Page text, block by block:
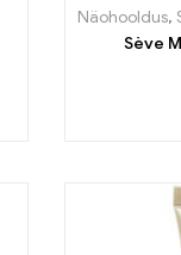
Näohooldus,
Sève